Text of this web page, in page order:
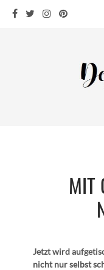
MIT
Jetzt wird
nicht nur selbst